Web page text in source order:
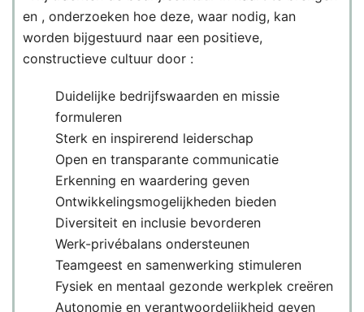
en , onderzoeken hoe deze, waar nodig, kan
worden bijgestuurd naar een positieve,
constructieve cultuur door :
Duidelijke bedrijfswaarden en missie
formuleren
Sterk en inspirerend leiderschap
Open en transparante communicatie
Erkenning en waardering geven
Ontwikkelingsmogelijkheden bieden
Diversiteit en inclusie bevorderen
Werk-privébalans ondersteunen
Teamgeest en samenwerking stimuleren
Fysiek en mentaal gezonde werkplek creëren
Autonomie en verantwoordelijkheid geven